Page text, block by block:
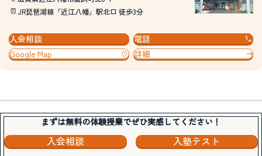
JR琵琶湖線「近江八幡」駅北口 徒歩3分
入会相談
電話
Google Map
詳細
まずは無料の体験授業でぜひ実感してください！
入会相談
入塾テスト